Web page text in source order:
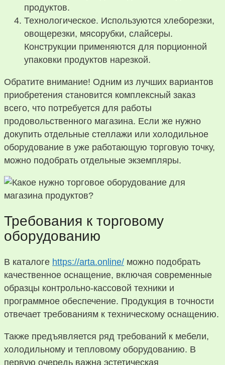
продуктов.
Технологическое. Используются хлеборезки,
овощерезки, мясорубки, слайсеры.
Конструкции применяются для порционной
упаковки продуктов нарезкой.
Обратите внимание! Одним из лучших вариантов
приобретения становится комплексный заказ
всего, что потребуется для работы
продовольственного магазина. Если же нужно
докупить отдельные стеллажи или холодильное
оборудование в уже работающую торговую точку,
можно подобрать отдельные экземпляры.
Требования к торговому
оборудованию
В каталоге https://arta.online/ можно подобрать
качественное оснащение, включая современные
образцы контрольно-кассовой техники и
программное обеспечение. Продукция в точности
отвечает требованиям к техническому оснащению.
Также предъявляется ряд требований к мебели,
холодильному и тепловому оборудованию. В
первую очередь важна эстетическая